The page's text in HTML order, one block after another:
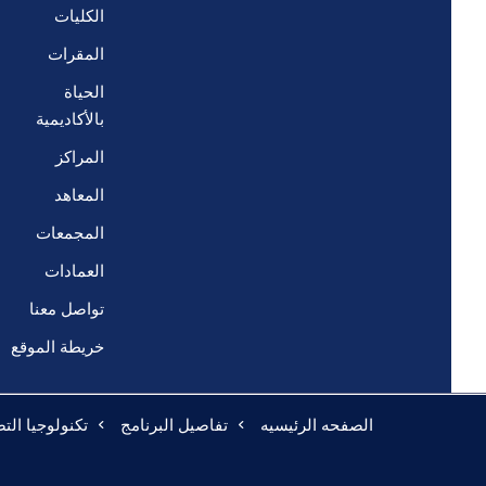
الكليات
المقرات
الحياة
بالأكاديمية
المراكز
المعاهد
المجمعات
العمادات
تواصل معنا
خريطة الموقع
الصفحه الرئيسيه تفاصيل البرنامج تكنولوجيا